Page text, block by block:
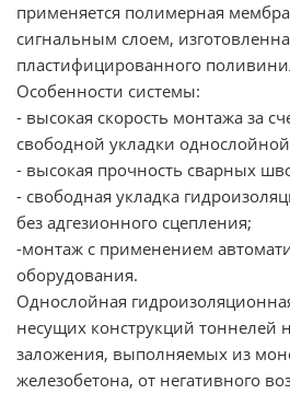
применяется полимерная
сигнальным слоем,
пластифицированного
Особенности системы:
- высокая скорость монтажа за
свободной укладки
- высокая прочность сварных
- свободная укладка
без адгезионного сцепления;
-монтаж с применением
оборудования.
Однослойная
несущих конструкций тоннелей
заложения, выполняемых из
железобетона, от негативного